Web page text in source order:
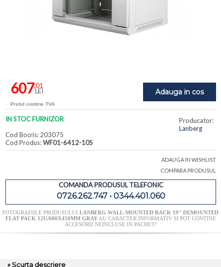
Adauga in cos
607,01
LEI
Pretul contine TVA
IN STOC FURNIZOR
Cod Bocris: 203075
Producator:
Lanberg
Cod Produs:WF01-6412-10S
ADAUGA IN WISHLIST
COMPARA PRODUSUL
COMANDA PRODUSUL TELEFONIC
0726.262.747 • 0344.401.060
FOTOGRAFIILE PRODUSULUI LANBERG WALL-MOUNTED RACK 19'' DEMOUNTED
FLAT PACK 12U/600X450MM GRAYAU CARACTER INFORMATIV SI POT CONTINE
ACCESORII NEINCLUSE IN PACHET!
» Scurta descriere